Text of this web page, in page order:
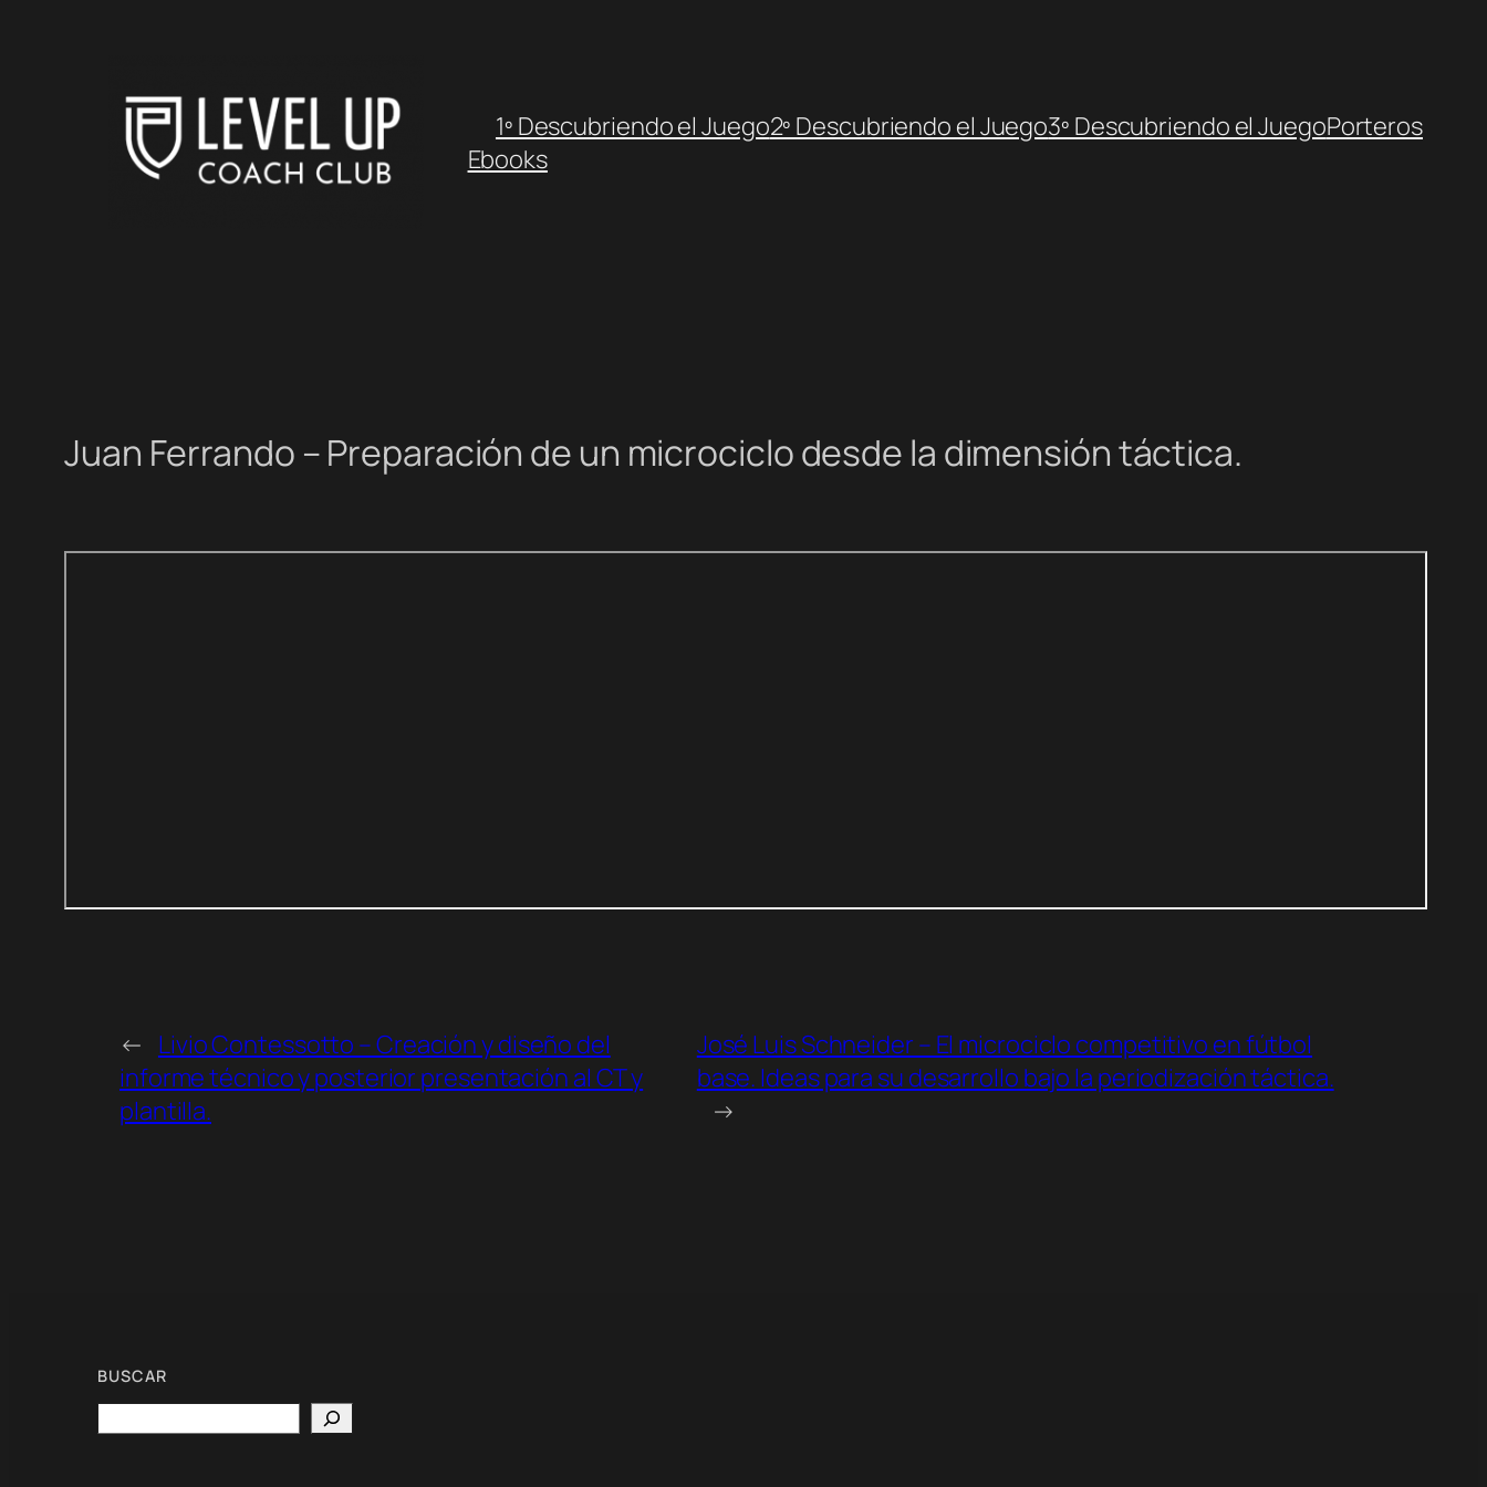
1º Descubriendo el Juego2º Descubriendo el Juego3º Descubriendo el JuegoPorteros
Ebooks
Juan Ferrando – Preparación de un microciclo desde la dimensión táctica.
← Livio Contessotto – Creación y diseño del
informe técnico y posterior presentación al CT y
plantilla.
José Luis Schneider – El microciclo competitivo en fútbol
base. Ideas para su desarrollo bajo la periodización táctica.
→
BUSCAR